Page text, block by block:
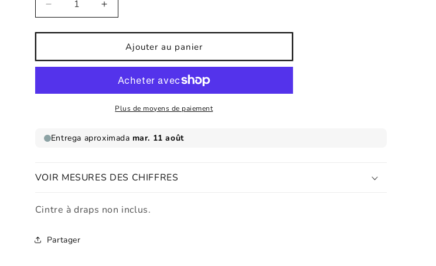
Réduire
la
quantité
Affiche
pour
Douce
Augmenter
la
quantité
Affiche
pour
enfant
Douce
souris
Ajouter au panier
Plus de moyens de paiement
VOIR MESURES DES CHIFFRES
Cintre à draps non inclus.
Partager